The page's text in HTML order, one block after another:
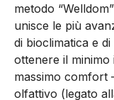
metodo
unisce le più
di bioclimatica e
ottenere il
massimo comfort
olfattivo (legato